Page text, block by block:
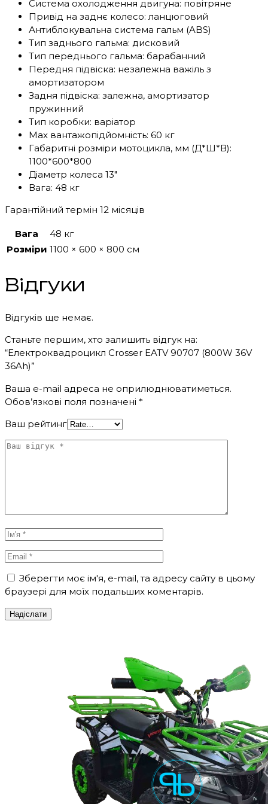
Система охолодження двигуна: повітряне
Привід на заднє колесо: ланцюговий
Антиблокувальна система гальм (ABS)
Тип заднього гальма: дисковий
Тип переднього гальма: барабанний
Передня підвіска: незалежна важіль з
амортизатором
Задня підвіска: залежна, амортизатор
пружинний
Тип коробки: варіатор
Max вантажопідйомність: 60 кг
Габаритні розміри мотоцикла, мм (Д*Ш*В):
1100*600*800
Діаметр колеса 13"
Вага: 48 кг
Гарантійний термін 12 місяців
Вага
48 кг
Розміри 1100 × 600 × 800 см
Відгуки
Відгуків ще немає.
Станьте першим, хто залишить відгук на:
“Електроквадроцикл Crosser EATV 90707 (800W 36V
36Ah)”
Ваша e-mail адреса не оприлюднюватиметься.
Обов’язкові поля позначені *
Ваш рейтинг
Зберегти моє ім'я, e-mail, та адресу сайту в цьому
браузері для моїх подальших коментарів.